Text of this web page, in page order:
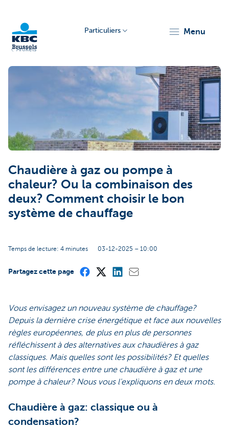
Brussels
Particuliers menu
Artikels
Chaudière à gaz ou pompe à
chaleur? Ou la combinaison des
deux? Comment choisir le bon
système de chauffage
Temps de lecture: 4 minutes 03-12-2025 – 10:00
Partagez cette page
Vous envisagez un nouveau système de chauffage?
Depuis la dernière crise énergétique et face aux nouvelles
règles européennes, de plus en plus de personnes
réfléchissent à des alternatives aux chaudières à gaz
classiques. Mais quelles sont les possibilités? Et quelles
sont les différences entre une chaudière à gaz et une
pompe à chaleur? Nous vous l'expliquons en deux mots.
Chaudière à gaz: classique ou à
condensation?